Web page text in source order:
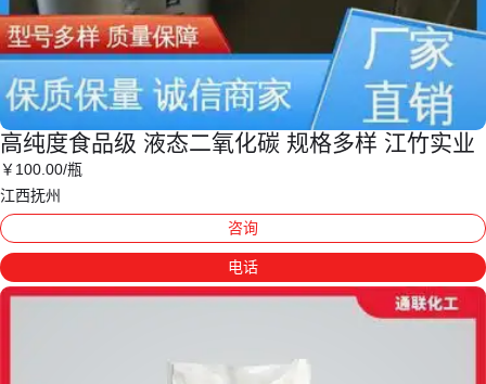
高纯度食品级 液态二氧化碳 规格多样 江竹实业
￥ 100 .00/瓶
江西抚州
咨询
电话